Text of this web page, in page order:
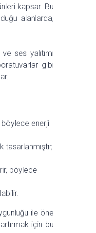
kapsar. Bu
alanlarda,
ses yalıtımı
gibi
böylece enerji
böylece
ile öne
için bu